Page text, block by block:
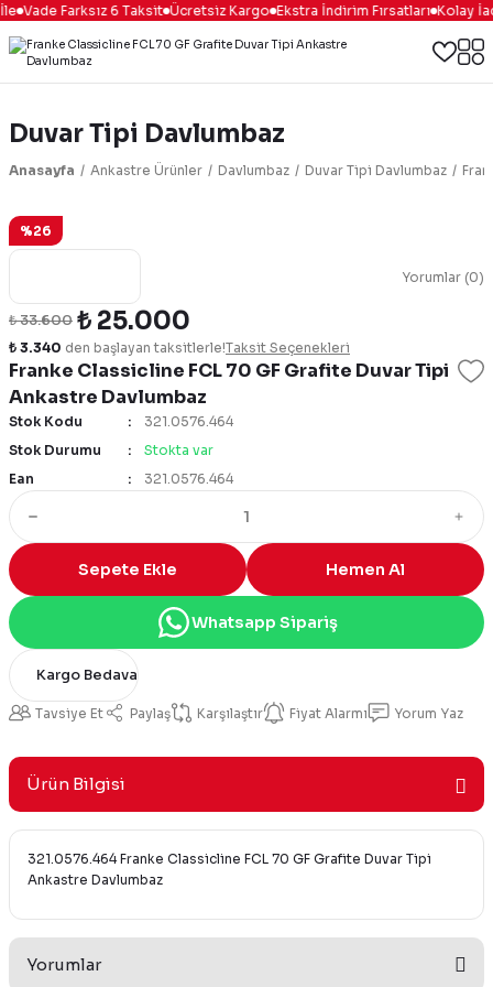
Vade Farksız 6 Taksit Ücretsiz Kargo Ekstra İndirim Fırsatları Kolay
Duvar Tipi Davlumbaz
Anasayfa Ankastre Ürünler Davlumbaz Duvar Tipi Davlumbaz
%26
Yorumlar (0)
Franke Classicline FCL 70 GF Grafite Duvar Tipi
Ankastre Davlumbaz
₺ 33.600 ₺ 25.000
₺ 3.340 den başlayan taksitlerle!Taksit Seçenekleri
Stok Kodu
321.0576.464
Stok Durumu
Stokta var
Ean
321.0576.464
Sepete Ekle Hemen Al
Whatsapp Sipariş
Kargo Bedava
Tavsiye Et Paylaş Karşılaştır Fiyat Alarmı Yorum Yaz
Ürün Bilgisi
321.0576.464 Franke Classicline FCL 70 GF Grafite Duvar Tipi
Ankastre Davlumbaz
Yorumlar